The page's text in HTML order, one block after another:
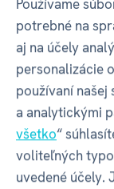
Veselý
Detské
adesiatkami
a pomocníkom
poháriky môžu
tak aj ako
Používame
potrebné na
aj na účely
personalizácie
používaní našej
a analytickými
všetko“
voliteľných
uvedené